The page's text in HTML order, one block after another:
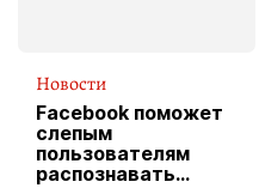
Новости
Facebook поможет
слепым
пользователям
распознавать